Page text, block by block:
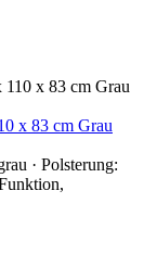
x 83 cm Grau
· Polsterung: